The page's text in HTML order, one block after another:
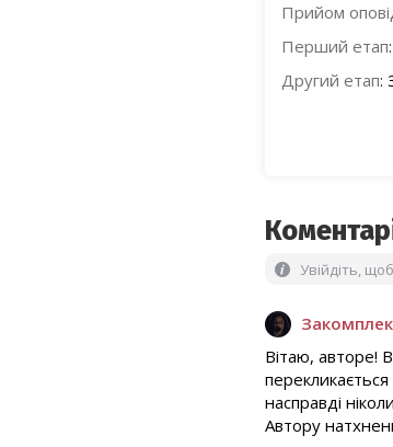
Прийом
Перший етап
Другий етап:
Увійдіть,
Вітаю, авторе!
насправді
Автору